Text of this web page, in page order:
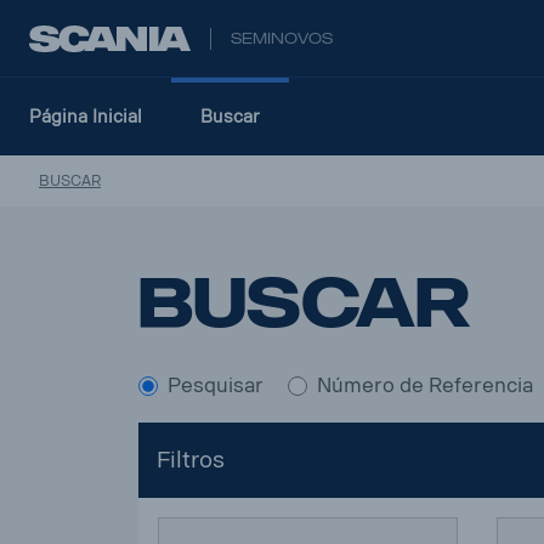
SEMINOVOS
Página Inicial Buscar
BUSCAR
Buscar
Pesquisar Número de Referencia
Filtros